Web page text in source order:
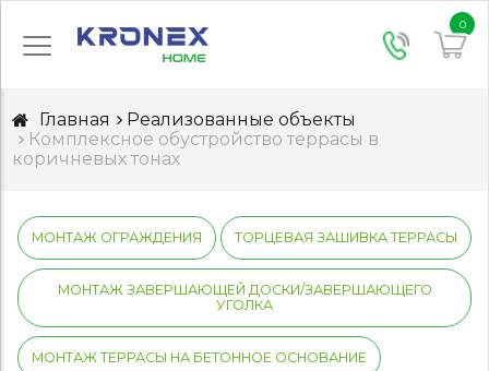
0
Главная
Реализованные объекты
Комплексное обустройство террасы в
коричневых тонах
МОНТАЖ ОГРАЖДЕНИЯ ТОРЦЕВАЯ ЗАШИВКА ТЕРРАСЫ
МОНТАЖ ЗАВЕРШАЮЩЕЙ ДОСКИ/ЗАВЕРШАЮЩЕГО
УГОЛКА
МОНТАЖ ТЕРРАСЫ НА БЕТОННОЕ ОСНОВАНИЕ